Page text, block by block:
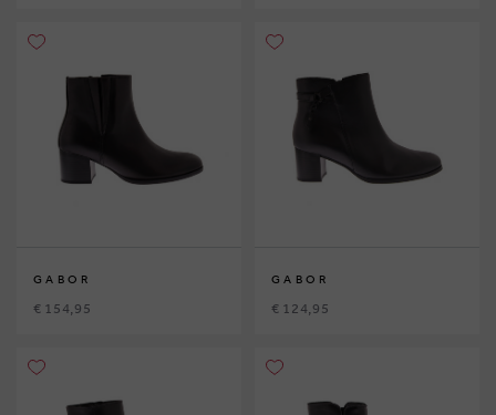
GABOR
€ 154,95
GABOR
€ 124,95